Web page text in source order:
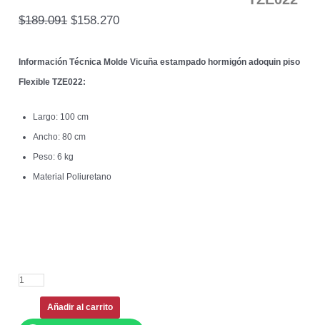
$189.091 $158.270
Información Técnica Molde Vicuña estampado hormigón adoquin piso
FlexibleTZE022:
Largo: 100 cm
Ancho: 80 cm
Peso: 6 kg
Material Poliuretano
Añadir al carrito